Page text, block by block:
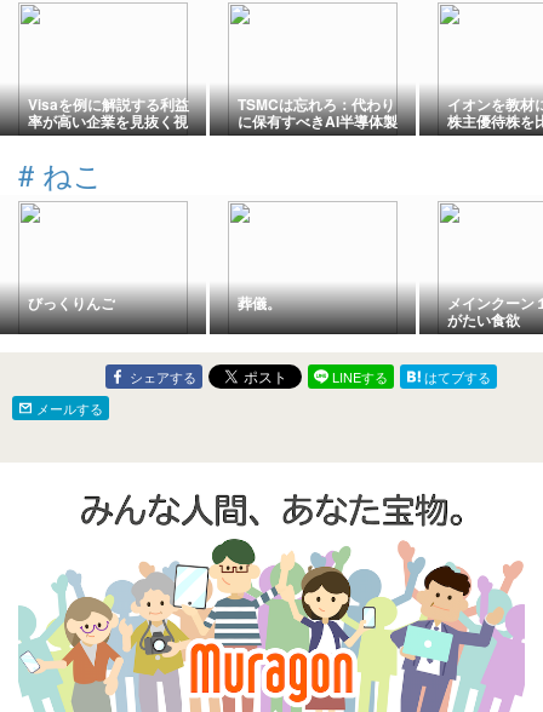
Visaを例に解説する利益
率が高い企業を見抜く視
点5選
TSMCは忘れろ：代わり
に保有すべきAI半導体製
造装置関連株2銘柄
イオンを教材
株主優待株を
点5選
# ねこ
びっくりんご 葬儀。 メインクーン
がたい食欲
シェアする LINEする
はてブする
メールする